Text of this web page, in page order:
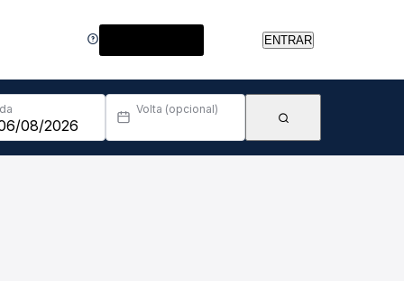
ENTRAR
Volta (opcional)